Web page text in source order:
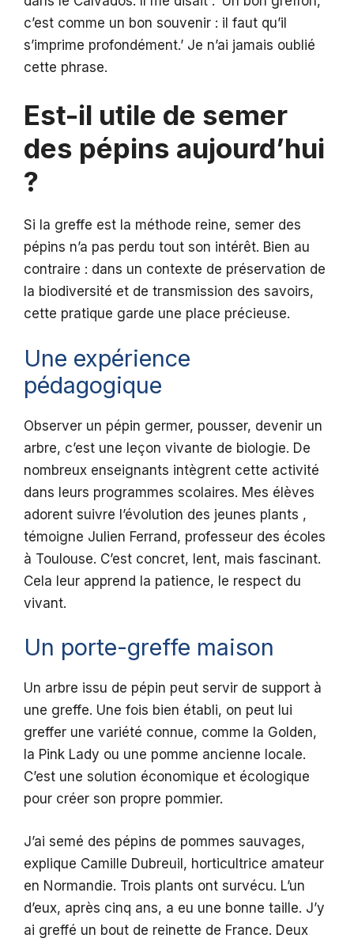
c’est comme un bon souvenir : il faut qu’il
s’imprime profondément.’ Je n’ai jamais oublié
cette phrase.
Est-il utile de semer
des pépins aujourd’hui
?
Si la greffe est la méthode reine, semer des
pépins n’a pas perdu tout son intérêt. Bien au
contraire : dans un contexte de préservation de
la biodiversité et de transmission des savoirs,
cette pratique garde une place précieuse.
Une expérience
pédagogique
Observer un pépin germer, pousser, devenir un
arbre, c’est une leçon vivante de biologie. De
nombreux enseignants intègrent cette activité
dans leurs programmes scolaires. Mes élèves
adorent suivre l’évolution des jeunes plants ,
témoigne Julien Ferrand, professeur des écoles
à Toulouse. C’est concret, lent, mais fascinant.
Cela leur apprend la patience, le respect du
vivant.
Un porte-greffe maison
Un arbre issu de pépin peut servir de support à
une greffe. Une fois bien établi, on peut lui
greffer une variété connue, comme la Golden,
la Pink Lady ou une pomme ancienne locale.
C’est une solution économique et écologique
pour créer son propre pommier.
J’ai semé des pépins de pommes sauvages,
explique Camille Dubreuil, horticultrice amateur
en Normandie. Trois plants ont survécu. L’un
d’eux, après cinq ans, a eu une bonne taille. J’y
ai greffé un bout de reinette de France. Deux